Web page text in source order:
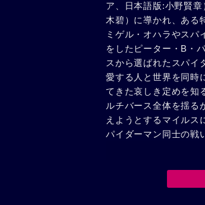
ア、日本語版:小野賢
木碧）に導かれ、ある
ミゲル・オハラやスパ
をしたピーター・B・
スから選ばれたスパイ
愛する人と世界を同時
てきた哀しき定めを知
ルチバース全体を揺る
えようとするマイルス
パイダーマン同士の戦